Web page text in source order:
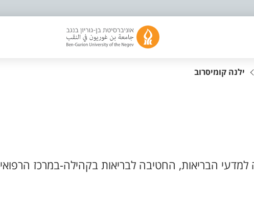
ילנה קומיסרוב
הבריאות, החטיבה לבריאות בקהילה-במרכז הרפואי